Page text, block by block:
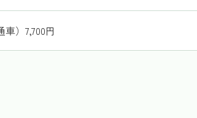
車）7,700円